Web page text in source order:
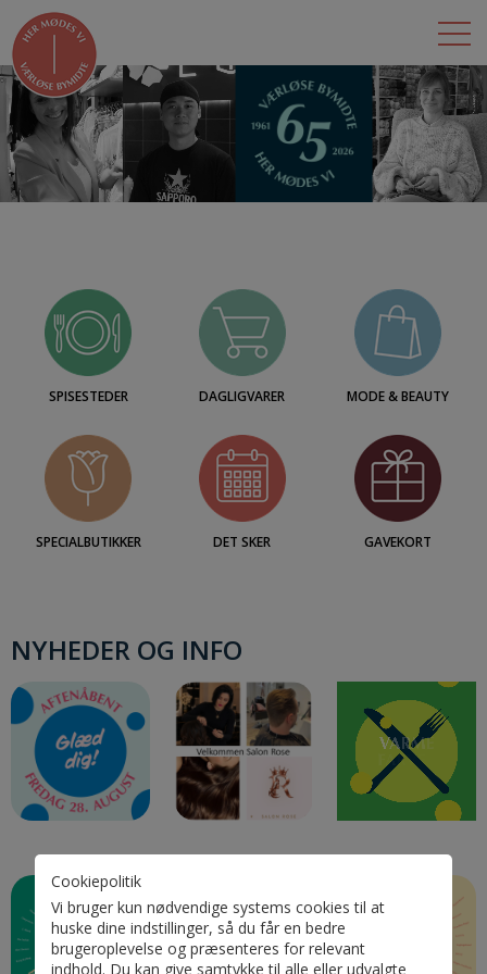
BUTIKKER
LEJEMÅL
ÅBNINGSTIDER
KONTAKT
SPISESTEDER DAGLIGVARER MODE & BEAUTY
SPECIALBUTIKKER DET SKER GAVEKORT
NYHEDER OG INFO
Cookiepolitik
Vi bruger kun nødvendige systems cookies til at
huske dine indstillinger, så du får en bedre
brugeroplevelse og præsenteres for relevant
indhold. Du kan give samtykke til alle eller udvalgte